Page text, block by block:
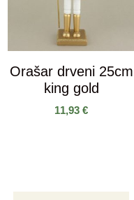
Orašar drveni 25cm
king gold
11,93€